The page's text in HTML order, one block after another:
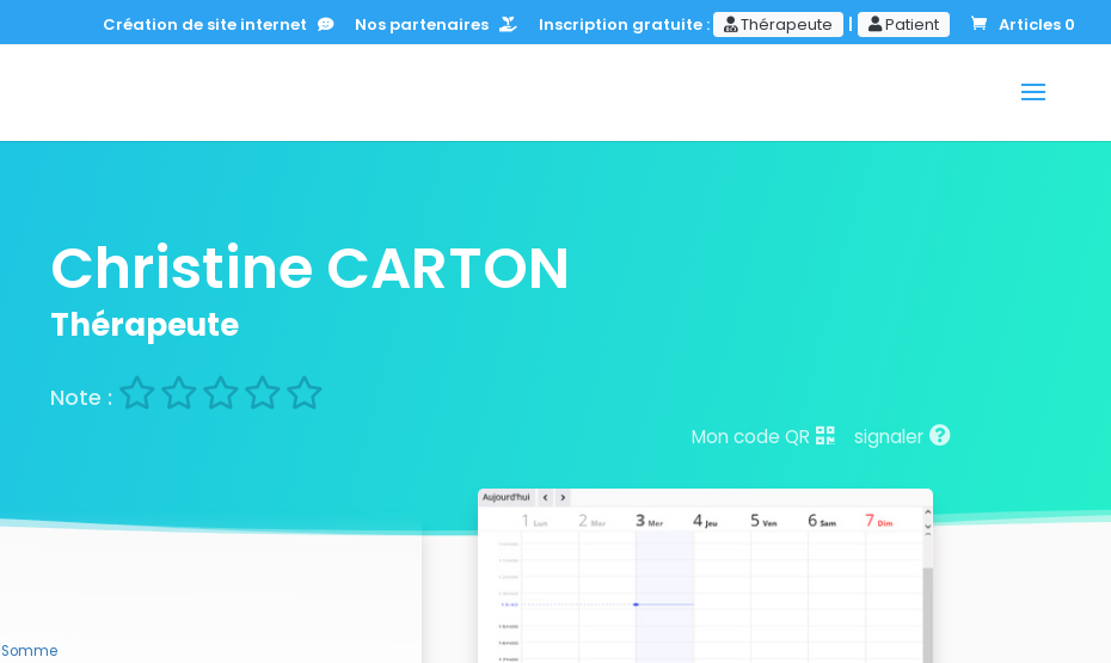
Création de site internet Nos partenaires Inscription gratuite : Thérapeute | Patient Articles 0
Christine CARTON
Thérapeute
signaler
Mon code QR
Somme